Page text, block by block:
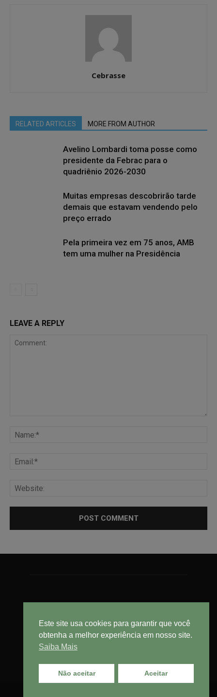
Cebrasse
RELATED ARTICLES MORE FROM AUTHOR
Avelino Lombardi toma posse como
presidente da Febrac para o
quadriênio 2026-2030
Muitas empresas descobrirão tarde
demais que estavam vendendo pelo
preço errado
Pela primeira vez em 75 anos, AMB
tem uma mulher na Presidência
LEAVE A REPLY
Este site usa cookies para garantir que você
obtenha a melhor experiência em nosso site.
Saiba Mais
Não aceitar Aceitar